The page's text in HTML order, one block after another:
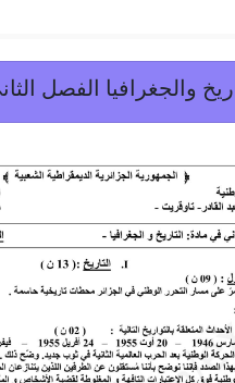
والجغرافيا الفصل